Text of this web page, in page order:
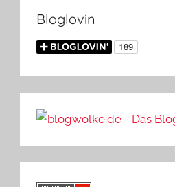
Bloglovin